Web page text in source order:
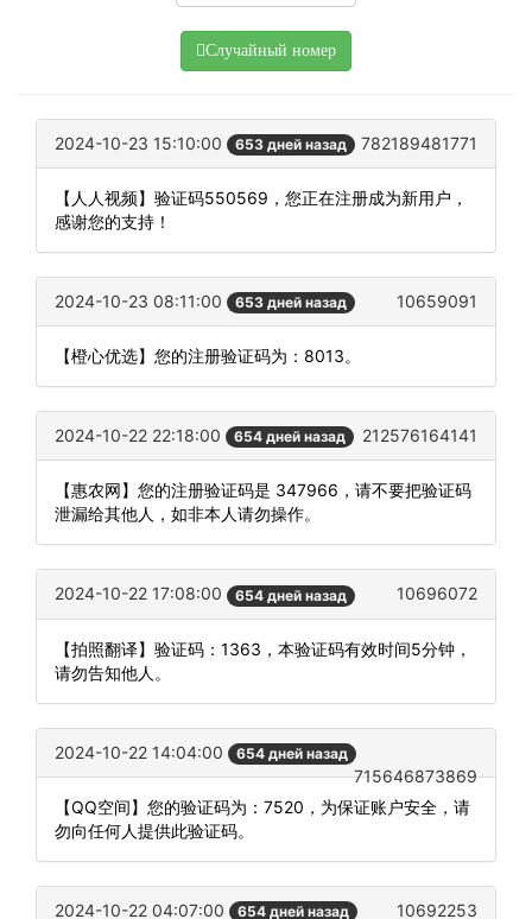
Случайный номер
2024-10-23 15:10:00 653 дней назад 782189481771
【人人视频】验证码550569，您正在注册成为新用户，
感谢您的支持！
2024-10-23 08:11:00 653 дней назад 10659091
【橙心优选】您的注册验证码为：8013。
2024-10-22 22:18:00 654 дней назад 212576164141
【惠农网】您的注册验证码是 347966，请不要把验证码
泄漏给其他人，如非本人请勿操作。
2024-10-22 17:08:00 654 дней назад 10696072
【拍照翻译】验证码：1363，本验证码有效时间5分钟，
请勿告知他人。
2024-10-22 14:04:00 654 дней назад
715646873869
【QQ空间】您的验证码为：7520，为保证账户安全，请
勿向任何人提供此验证码。
2024-10-22 04:07:00 654 дней назад 10692253